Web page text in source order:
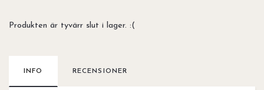
Produkten är tyvärr slut i lager. :(
INFO RECENSIONER